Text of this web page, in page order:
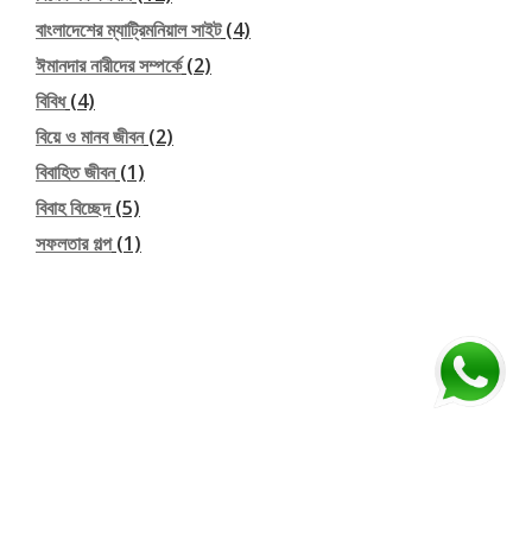
বাংলাদেশের ম্যাট্রিমনিয়াল সাইট(4)
ঈমানদার নারীদের সম্পর্কে(2)
বিবিধ(4)
বিয়ে ও মানব জীবন(2)
বিবাহিত জীবন(1)
বিবাহ বিচ্ছেদ(5)
সফলতার গল্প(1)